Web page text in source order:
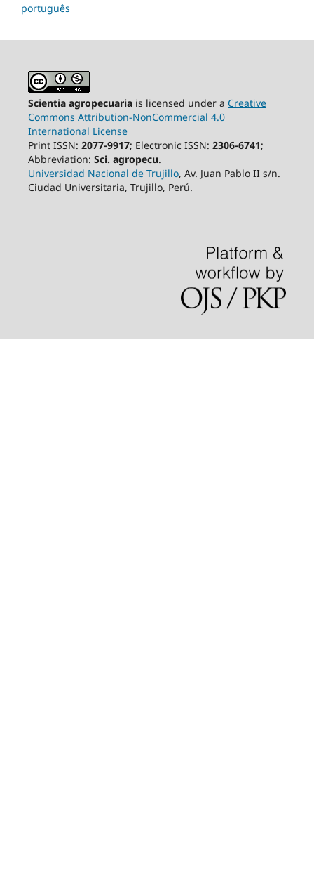
português
Scientia agropecuariais licensed under a Creative
Commons Attribution-NonCommercial 4.0
International License
Print ISSN: 2077-9917; Electronic ISSN: 2306-6741;
Abbreviation: Sci. agropecu.
Universidad Nacional de Trujillo, Av. Juan Pablo II s/n.
Ciudad Universitaria, Trujillo, Perú.